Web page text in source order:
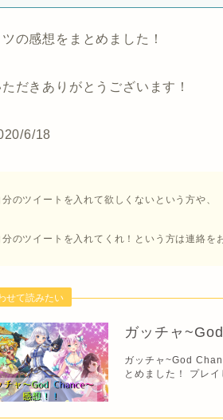
の感想をまとめました！
だきありがとうございます！
6/18
分のツイートを入れて欲しくないという方や、
のツイートを入れてくれ！という方は連絡を
ガッチャ
ガッチャ~God
とめました！ プレ